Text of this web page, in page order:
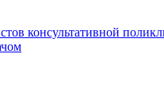
консультативной